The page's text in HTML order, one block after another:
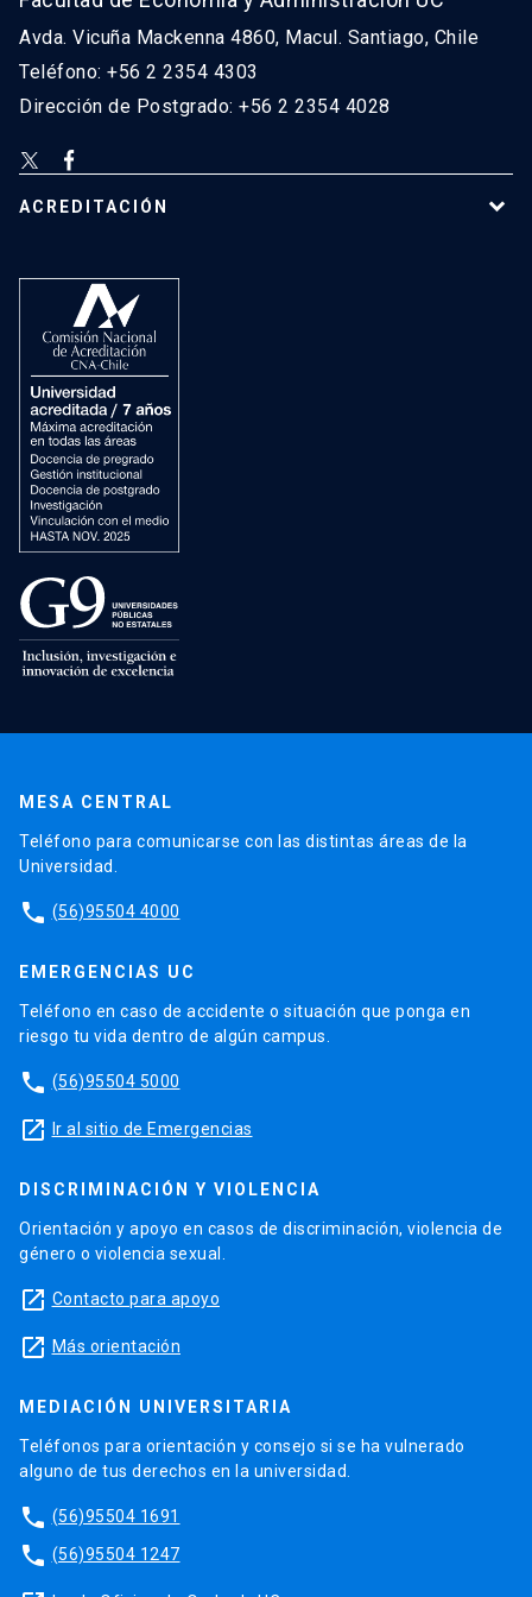
Avda. Vicuña Mackenna 4860, Macul. Santiago, Chile
Teléfono: +56 2 2354 4303
Dirección de Postgrado: +56 2 2354 4028
ACREDITACIÓN
MESA CENTRAL
Teléfono para comunicarse con las distintas áreas de la
Universidad.
phone (56)95504 4000
EMERGENCIAS UC
Teléfono en caso de accidente o situación que ponga en
riesgo tu vida dentro de algún campus.
phone (56)95504 5000
launch Ir al sitio de Emergencias
DISCRIMINACIÓN Y VIOLENCIA
Orientación y apoyo en casos de discriminación, violencia de
género o violencia sexual.
launch Contacto para apoyo
launch Más orientación
MEDIACIÓN UNIVERSITARIA
Teléfonos para orientación y consejo si se ha vulnerado
alguno de tus derechos en la universidad.
phone (56)95504 1691
phone (56)95504 1247